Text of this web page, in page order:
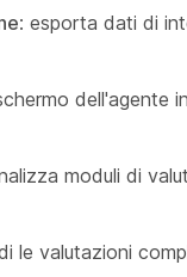
: esporta dati di
dell'agente
moduli di
le valutazioni